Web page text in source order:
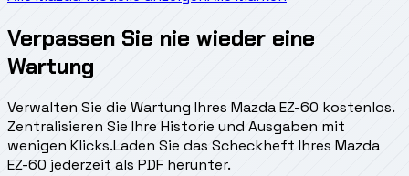
Verpassen Sie nie wieder eine
Wartung
Verwalten Sie die Wartung Ihres Mazda EZ-60 kostenlos.
Zentralisieren Sie Ihre Historie und Ausgaben mit
wenigen Klicks.Laden Sie das Scheckheft Ihres Mazda
EZ-60 jederzeit als PDF herunter.